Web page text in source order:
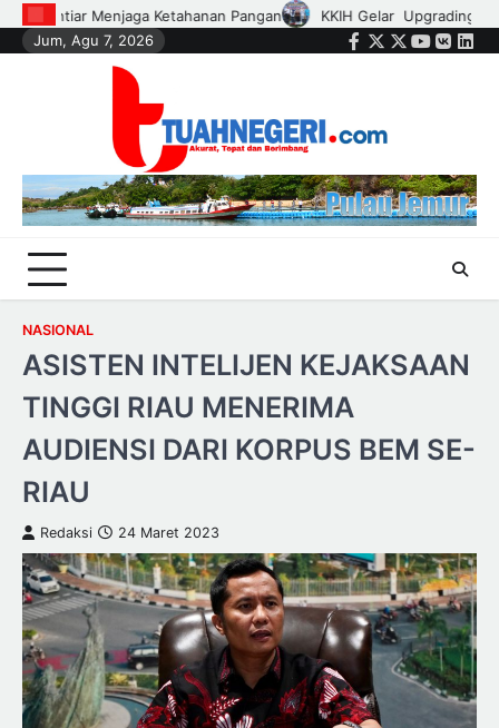
Skip
to
KKIH Gelar Upgrading Leadership Camp di Kampar Kiri, 75
Jum, Agu 7, 2026
Facebook
Twitter
Instagram
Youtube
VK
NASIONAL
ASISTEN INTELIJEN KEJAKSAAN
TINGGI RIAU MENERIMA
AUDIENSI DARI KORPUS BEM SE-
RIAU
Redaksi 24 Maret 2023